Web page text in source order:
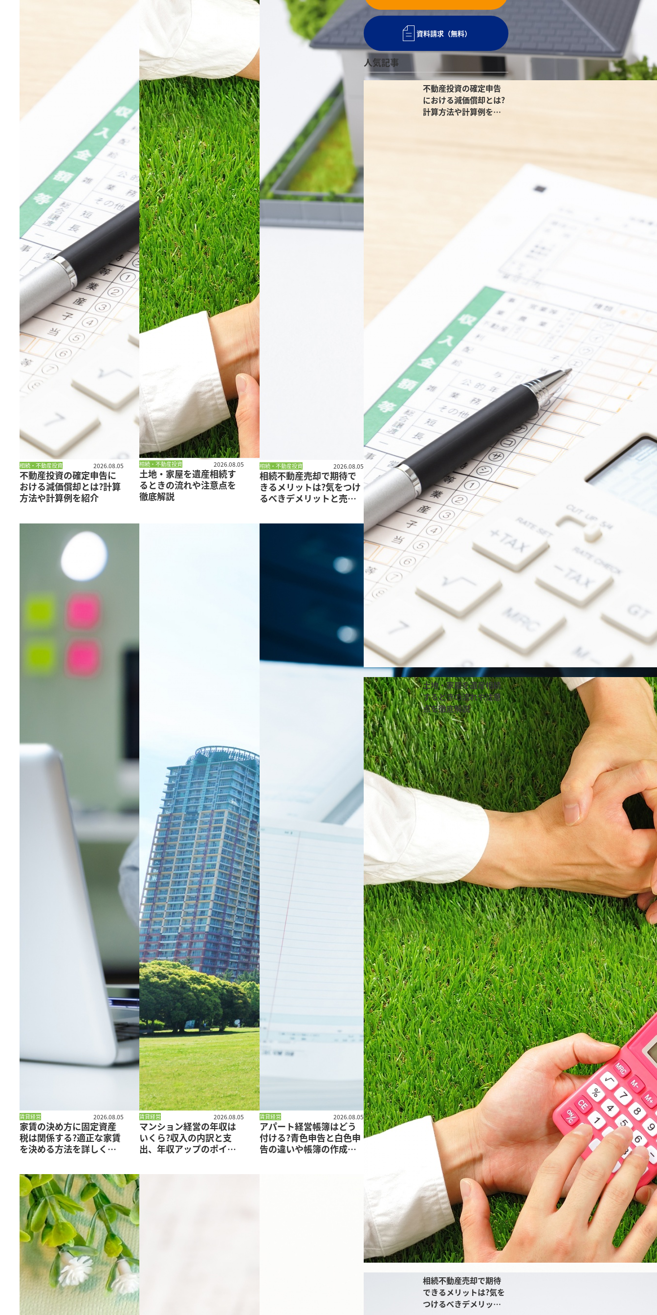
相続・不動産投資 2026.08.05
不動産投資の確定申告に
おける減価償却とは?計算
方法や計算例を紹介
相続・不動産投資 2026.08.05
土地・家屋を遺産相続す
るときの流れや注意点を
徹底解説
相続・不動産投資 2026.08.05
相続不動産売却で期待で
きるメリットは?気をつけ
るべきデメリットと売却
賃貸経営 2026.08.05
家賃の決め方に固定資産
税は関係する?適正な家賃
を決める方法を詳しく解
賃貸経営 2026.08.05
マンション経営の年収は
いくら?収入の内訳と支
出、年収アップのポイン
賃貸経営 2026.08.05
アパート経営帳簿はどう
付ける?青色申告と白色申
告の違いや帳簿の作成手
資料請求（無料）
人気記事
不動産投資の確定申告
における減価償却とは?
計算方法や計算例を紹
土地・家屋を遺産相続
するときの流れや注意
点を徹底解説
相続不動産売却で期待
できるメリットは?気を
つけるべきデメリット